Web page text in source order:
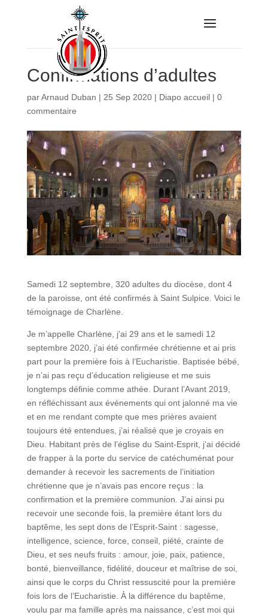
Confirmations d’adultes
parArnaud Duban | 25 Sep 2020| Diapo accueil| 0
commentaire
Samedi 12 septembre, 320 adultes du diocèse, dont 4
de la paroisse, ont été confirmés à Saint Sulpice. Voici le
témoignage de Charlène.
Je m’appelle Charlène, j’ai 29 ans et le samedi 12
septembre 2020, j’ai été confirmée chrétienne et ai pris
part pour la première fois à l’Eucharistie. Baptisée bébé,
je n’ai pas reçu d’éducation religieuse et me suis
longtemps définie comme athée. Durant l’Avant 2019,
en réfléchissant aux événements qui ont jalonné ma vie
et en me rendant compte que mes prières avaient
toujours été entendues, j’ai réalisé que je croyais en
Dieu. Habitant près de l’église du Saint-Esprit, j’ai décidé
de frapper à la porte du service de catéchuménat pour
demander à recevoir les sacrements de l’initiation
chrétienne que je n’avais pas encore reçus : la
confirmation et la première communion. J’ai ainsi pu
recevoir une seconde fois, la première étant lors du
baptême, les sept dons de l’Esprit-Saint : sagesse,
intelligence, science, force, conseil, piété, crainte de
Dieu, et ses neufs fruits : amour, joie, paix, patience,
bonté, bienveillance, fidélité, douceur et maîtrise de soi,
ainsi que le corps du Christ ressuscité pour la première
fois lors de l’Eucharistie. À la différence du baptême,
voulu par ma famille après ma naissance, c’est moi qui